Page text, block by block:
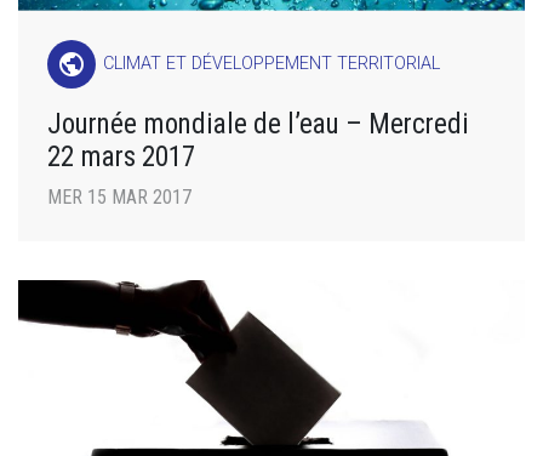
public CLIMAT ET DÉVELOPPEMENT TERRITORIAL
Journée mondiale de l’eau – Mercredi
22 mars 2017
MER 15 MAR 2017